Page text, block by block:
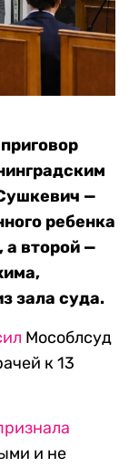
—
ребенка
а второй —
зала суда.
Мособлсуд
к 13
и не